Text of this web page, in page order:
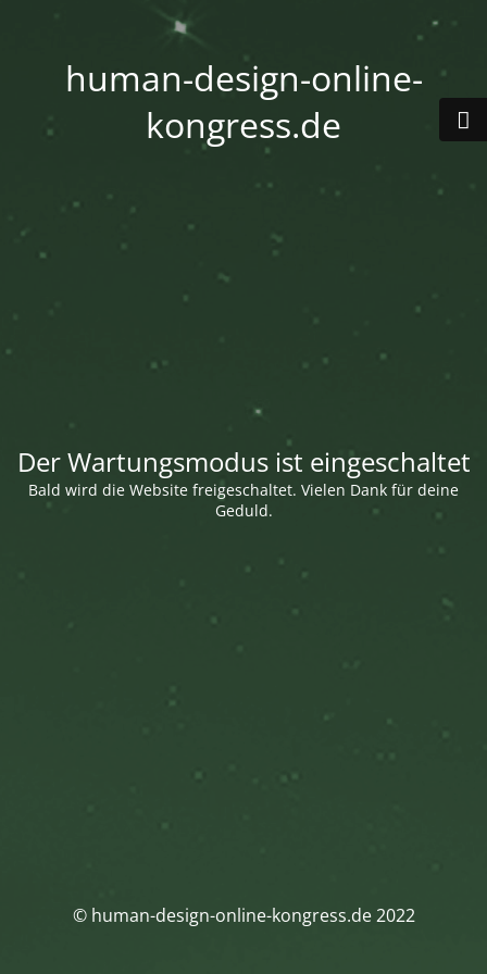
human-design-online-
kongress.de
Der Wartungsmodus ist eingeschaltet
Bald wird die Website freigeschaltet. Vielen Dank für deine
Geduld.
© human-design-online-kongress.de 2022